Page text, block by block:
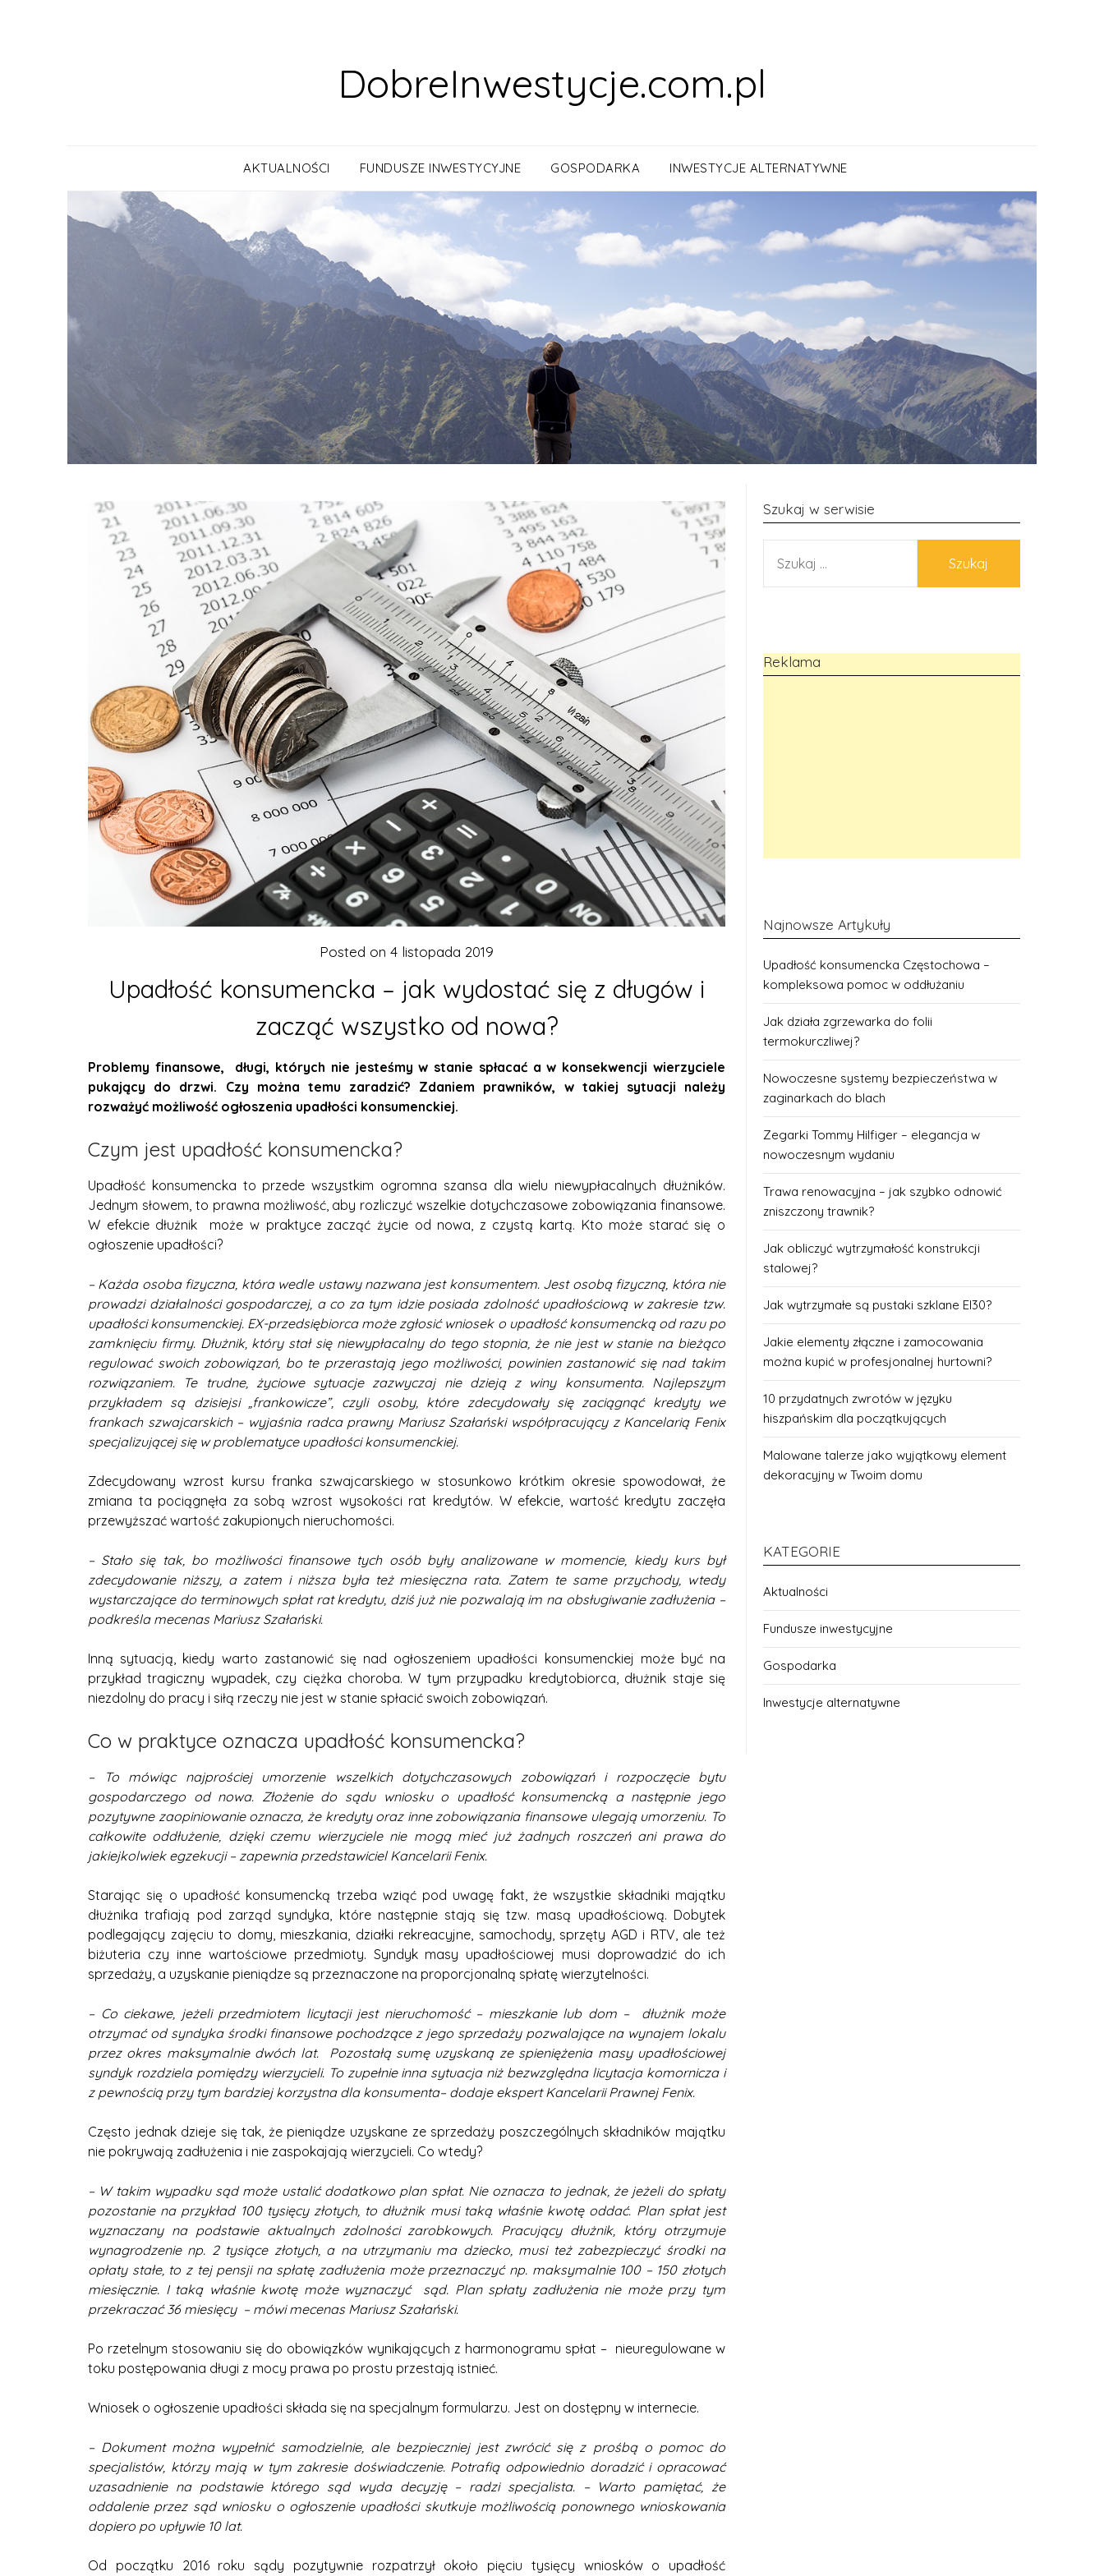
DobreInwestycje.com.pl
AKTUALNOŚCI FUNDUSZE INWESTYCYJNE GOSPODARKA INWESTYCJE ALTERNATYWNE
Upadłość konsumencka – jak wydostać się z długów i
zacząć wszystko od nowa?
Posted on 4 listopada 2019
Problemy finansowe, długi, których nie jesteśmy w stanie spłacać a w konsekwencji wierzyciele
pukający do drzwi. Czy można temu zaradzić? Zdaniem prawników, w takiej sytuacji należy
rozważyć możliwość ogłoszenia upadłości konsumenckiej.
Czym jest upadłość konsumencka?
Upadłość konsumencka to przede wszystkim ogromna szansa dla wielu niewypłacalnych dłużników.
Jednym słowem, to prawna możliwość, aby rozliczyć wszelkie dotychczasowe zobowiązania finansowe.
W efekcie dłużnik może w praktyce zacząć życie od nowa, z czystą kartą. Kto może starać się o
ogłoszenie upadłości?
– Każda osoba fizyczna, która wedle ustawy nazwana jest konsumentem. Jest osobą fizyczną, która nie
prowadzi działalności gospodarczej, a co za tym idzie posiada zdolność upadłościową w zakresie tzw.
upadłości konsumenckiej. EX-przedsiębiorca może zgłosić wniosek o upadłość konsumencką od razu po
zamknięciu firmy. Dłużnik, który stał się niewypłacalny do tego stopnia, że nie jest w stanie na bieżąco
regulować swoich zobowiązań, bo te przerastają jego możliwości, powinien zastanowić się nad takim
rozwiązaniem. Te trudne, życiowe sytuacje zazwyczaj nie dzieją z winy konsumenta. Najlepszym
przykładem są dzisiejsi „frankowicze”, czyli osoby, które zdecydowały się zaciągnąć kredyty we
frankach szwajcarskich – wyjaśnia radca prawny Mariusz Szałański współpracujący z Kancelarią Fenix
specjalizującej się w problematyce upadłości konsumenckiej.
Zdecydowany wzrost kursu franka szwajcarskiego w stosunkowo krótkim okresie spowodował, że
zmiana ta pociągnęła za sobą wzrost wysokości rat kredytów. W efekcie, wartość kredytu zaczęła
przewyższać wartość zakupionych nieruchomości.
– Stało się tak, bo możliwości finansowe tych osób były analizowane w momencie, kiedy kurs był
zdecydowanie niższy, a zatem i niższa była też miesięczna rata. Zatem te same przychody, wtedy
wystarczające do terminowych spłat rat kredytu, dziś już nie pozwalają im na obsługiwanie zadłużenia –
podkreśla mecenas Mariusz Szałański.
Inną sytuacją, kiedy warto zastanowić się nad ogłoszeniem upadłości konsumenckiej może być na
przykład tragiczny wypadek, czy ciężka choroba. W tym przypadku kredytobiorca, dłużnik staje się
niezdolny do pracy i siłą rzeczy nie jest w stanie spłacić swoich zobowiązań.
Co w praktyce oznacza upadłość konsumencka?
– To mówiąc najprościej umorzenie wszelkich dotychczasowych zobowiązań i rozpoczęcie bytu
gospodarczego od nowa. Złożenie do sądu wniosku o upadłość konsumencką a następnie jego
pozytywne zaopiniowanie oznacza, że kredyty oraz inne zobowiązania finansowe ulegają umorzeniu. To
całkowite oddłużenie, dzięki czemu wierzyciele nie mogą mieć już żadnych roszczeń ani prawa do
jakiejkolwiek egzekucji – zapewnia przedstawiciel Kancelarii Fenix.
Starając się o upadłość konsumencką trzeba wziąć pod uwagę fakt, że wszystkie składniki majątku
dłużnika trafiają pod zarząd syndyka, które następnie stają się tzw. masą upadłościową. Dobytek
podlegający zajęciu to domy, mieszkania, działki rekreacyjne, samochody, sprzęty AGD i RTV, ale też
biżuteria czy inne wartościowe przedmioty. Syndyk masy upadłościowej musi doprowadzić do ich
sprzedaży, a uzyskanie pieniądze są przeznaczone na proporcjonalną spłatę wierzytelności.
– Co ciekawe, jeżeli przedmiotem licytacji jest nieruchomość – mieszkanie lub dom – dłużnik może
otrzymać od syndyka środki finansowe pochodzące z jego sprzedaży pozwalające na wynajem lokalu
przez okres maksymalnie dwóch lat. Pozostałą sumę uzyskaną ze spieniężenia masy upadłościowej
syndyk rozdziela pomiędzy wierzycieli. To zupełnie inna sytuacja niż bezwzględna licytacja komornicza i
z pewnością przy tym bardziej korzystna dla konsumenta– dodaje ekspert Kancelarii Prawnej Fenix.
Często jednak dzieje się tak, że pieniądze uzyskane ze sprzedaży poszczególnych składników majątku
nie pokrywają zadłużenia i nie zaspokajają wierzycieli. Co wtedy?
– W takim wypadku sąd może ustalić dodatkowo plan spłat. Nie oznacza to jednak, że jeżeli do spłaty
pozostanie na przykład 100 tysięcy złotych, to dłużnik musi taką właśnie kwotę oddać. Plan spłat jest
wyznaczany na podstawie aktualnych zdolności zarobkowych. Pracujący dłużnik, który otrzymuje
wynagrodzenie np. 2 tysiące złotych, a na utrzymaniu ma dziecko, musi też zabezpieczyć środki na
opłaty stałe, to z tej pensji na spłatę zadłużenia może przeznaczyć np. maksymalnie 100 – 150 złotych
miesięcznie. I taką właśnie kwotę może wyznaczyć sąd. Plan spłaty zadłużenia nie może przy tym
przekraczać 36 miesięcy – mówi mecenas Mariusz Szałański.
Po rzetelnym stosowaniu się do obowiązków wynikających z harmonogramu spłat – nieuregulowane w
toku postępowania długi z mocy prawa po prostu przestają istnieć.
Wniosek o ogłoszenie upadłości składa się na specjalnym formularzu. Jest on dostępny w internecie.
– Dokument można wypełnić samodzielnie, ale bezpieczniej jest zwrócić się z prośbą o pomoc do
specjalistów, którzy mają w tym zakresie doświadczenie. Potrafią odpowiednio doradzić i opracować
uzasadnienie na podstawie którego sąd wyda decyzję – radzi specjalista. – Warto pamiętać, że
oddalenie przez sąd wniosku o ogłoszenie upadłości skutkuje możliwością ponownego wnioskowania
dopiero po upływie 10 lat.
Od początku 2016 roku sądy pozytywnie rozpatrzył około pięciu tysięcy wniosków o upadłość
Szukaj w serwisie
Reklama
Najnowsze Artykuły
Upadłość konsumencka Częstochowa –
kompleksowa pomoc w oddłużaniu
Jak działa zgrzewarka do folii
termokurczliwej?
Nowoczesne systemy bezpieczeństwa w
zaginarkach do blach
Zegarki Tommy Hilfiger – elegancja w
nowoczesnym wydaniu
Trawa renowacyjna – jak szybko odnowić
zniszczony trawnik?
Jak obliczyć wytrzymałość konstrukcji
stalowej?
Jak wytrzymałe są pustaki szklane EI30?
Jakie elementy złączne i zamocowania
można kupić w profesjonalnej hurtowni?
10 przydatnych zwrotów w języku
hiszpańskim dla początkujących
Malowane talerze jako wyjątkowy element
dekoracyjny w Twoim domu
KATEGORIE
Aktualności
Fundusze inwestycyjne
Gospodarka
Inwestycje alternatywne